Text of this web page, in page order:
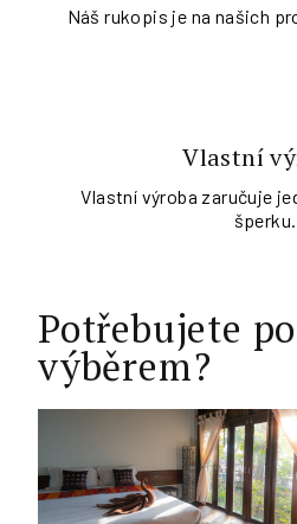
Náš rukopis je na našich
Vlastní
Vlastní výroba zaručuje
šperku.
Potřebujete
výběrem?